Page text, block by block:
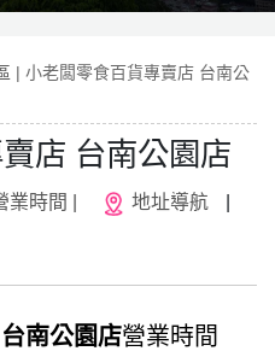
| 小老闆零食百貨專賣店 台南公
店 台南公園店
業時間 | 地址導航
南公園店營業時間